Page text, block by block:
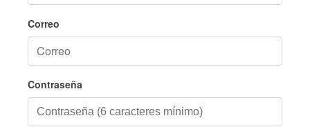
Correo
Contraseña